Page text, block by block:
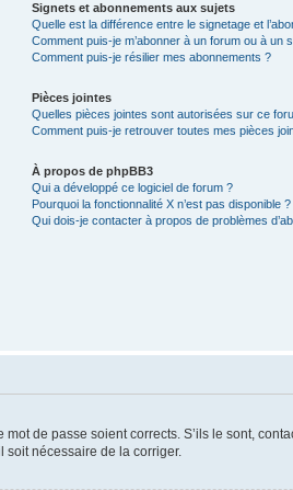
Signets et abonnements aux sujets
Quelle est la différence entre le signetage et
Comment puis-je m’abonner à un forum ou à un
Comment puis-je résilier mes abonnements ?
Pièces jointes
Quelles pièces jointes sont autorisées sur ce
Comment puis-je retrouver toutes mes pièces
À propos de phpBB3
Qui a développé ce logiciel de forum ?
Pourquoi la fonctionnalité X n’est pas disponible ?
Qui dois-je contacter à propos de problèmes
de passe soient corrects. S’ils le sont,
soit nécessaire de la corriger.